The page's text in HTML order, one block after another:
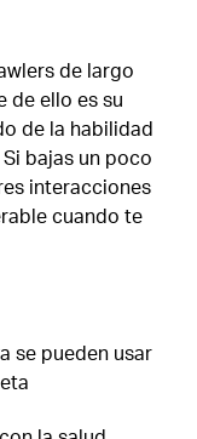
de largo
de ello es su
de la habilidad
bajas un poco
interacciones
cuando te
se pueden usar